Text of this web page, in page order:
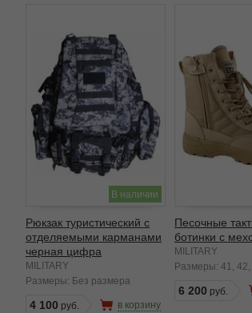
В наличии
Рюкзак туристический с
отделяемыми карманами
черная цифра
MILITARY
Размеры: Без размера
4 100 в корзину
Песочные
ботинки с
MILITARY
Размеры: 41 42
6 200